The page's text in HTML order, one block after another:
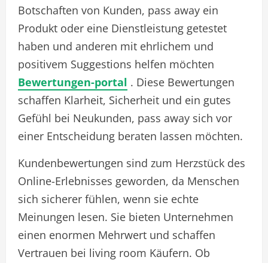
Botschaften von Kunden, pass away ein
Produkt oder eine Dienstleistung getestet
haben und anderen mit ehrlichem und
positivem Suggestions helfen möchten
Bewertungen-portal . Diese Bewertungen
schaffen Klarheit, Sicherheit und ein gutes
Gefühl bei Neukunden, pass away sich vor
einer Entscheidung beraten lassen möchten.
Kundenbewertungen sind zum Herzstück des
Online-Erlebnisses geworden, da Menschen
sich sicherer fühlen, wenn sie echte
Meinungen lesen. Sie bieten Unternehmen
einen enormen Mehrwert und schaffen
Vertrauen bei living room Käufern. Ob